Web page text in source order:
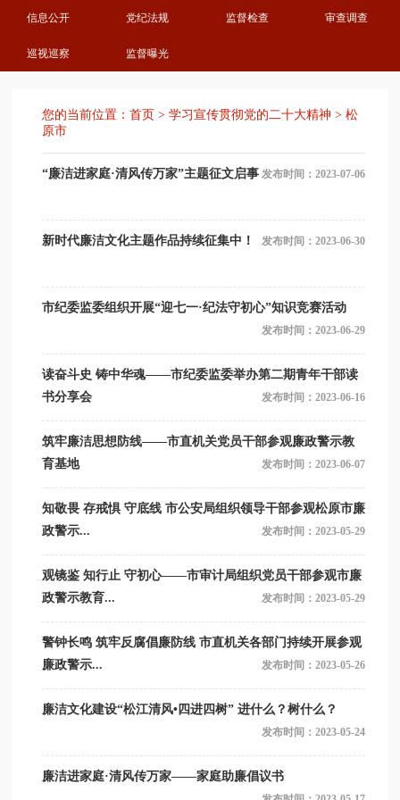
信息公开 党纪法规 监督检查 审查调查
巡视巡察 监督曝光
您的当前位置： 首页 > 学习宣传贯彻党的二十大精神 > 松
原市
“廉洁进家庭·清风传万家”主题征文启事 发布时间：2023-07-06
新时代廉洁文化主题作品持续征集中！ 发布时间：2023-06-30
市纪委监委组织开展“迎七一·纪法守初心”知识竞赛活动
发布时间：2023-06-29
读奋斗史 铸中华魂——市纪委监委举办第二期青年干部读
书分享会
发布时间：2023-06-16
筑牢廉洁思想防线——市直机关党员干部参观廉政警示教
育基地
发布时间：2023-06-07
知敬畏 存戒惧 守底线 市公安局组织领导干部参观松原市廉
政警示...
发布时间：2023-05-29
观镜鉴 知行止 守初心——市审计局组织党员干部参观市廉
政警示教育...
发布时间：2023-05-29
警钟长鸣 筑牢反腐倡廉防线 市直机关各部门持续开展参观
廉政警示...
发布时间：2023-05-26
廉洁文化建设“松江清风•四进四树” 进什么？树什么？
发布时间：2023-05-24
廉洁进家庭·清风传万家——家庭助廉倡议书